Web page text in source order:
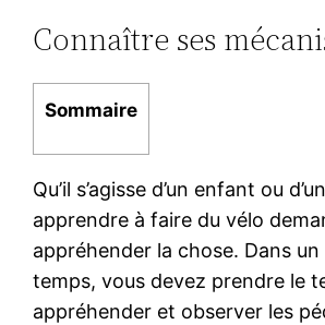
Connaître ses
Sommaire
Qu’il s’agisse d’un enfant ou
apprendre à faire du vélo
appréhender la chose. Dans
temps, vous devez prendre le
appréhender et observer les